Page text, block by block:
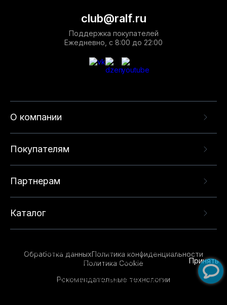
О компании
Покупателям
Партнерам
Каталог
club@ralf.ru
Поддержка покупателей
Ежедневно, с 8:00 до 22:00
Обработка данныхПолитика конфиденциальности
Политика Cookie
Рекомендательные технологии
опыта на нашем сайте. Продолжая использовать
данный сайт, вы соглашаетесь с использованием
технологий. Для получения дополнительной
Принять